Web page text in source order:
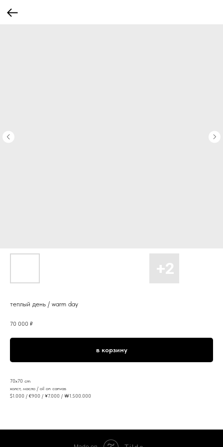
теплый день / warm day
70 000 ₽
в корзину
70x70 cm
холст, масло / oil on canvas
$1.000 / €900 / ¥7.000 / ￦1.500.000